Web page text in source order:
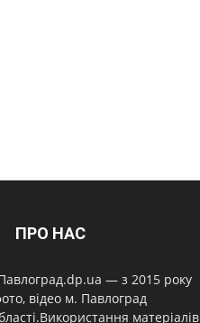
ПРО НАС
— з 2015 року
відео м. Павлоград
матеріалів